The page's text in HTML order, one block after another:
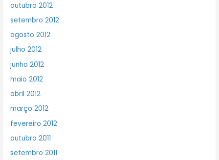
outubro 2012
setembro 2012
agosto 2012
julho 2012
junho 2012
maio 2012
abril 2012
março 2012
fevereiro 2012
outubro 2011
setembro 2011